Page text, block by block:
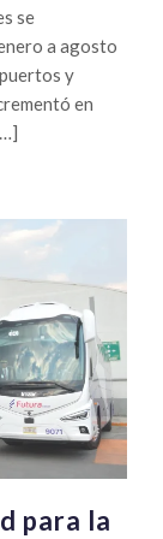
se
a agosto
y
en
para la